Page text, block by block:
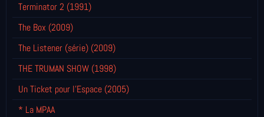
Terminator 2 (1991)
The Box (2009)
The Listener (série) (2009)
THE TRUMAN SHOW (1998)
Un Ticket pour l'Espace (2005)
* La MPAA